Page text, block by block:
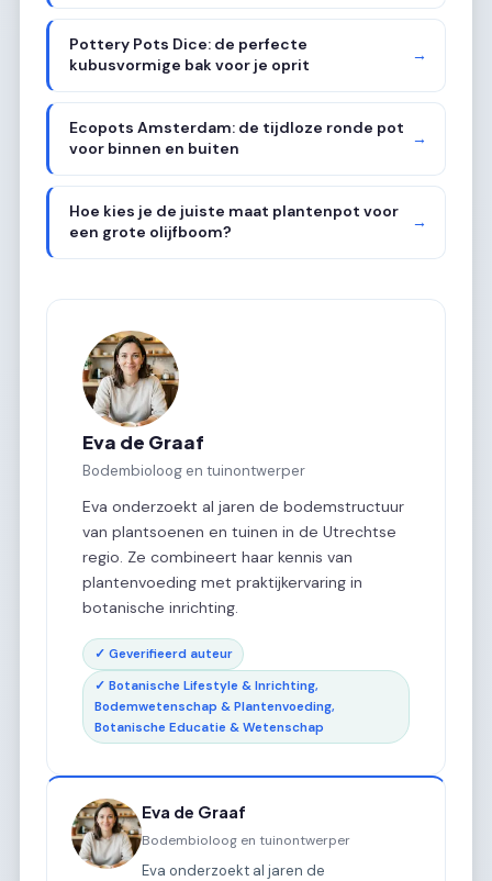
Pottery Pots Dice: de perfecte
kubusvormige bak voor je oprit
→
Ecopots Amsterdam: de tijdloze ronde pot
voor binnen en buiten
→
Hoe kies je de juiste maat plantenpot voor
een grote olijfboom?
→
Eva de Graaf
Bodembioloog en tuinontwerper
Eva onderzoekt al jaren de bodemstructuur
van plantsoenen en tuinen in de Utrechtse
regio. Ze combineert haar kennis van
plantenvoeding met praktijkervaring in
botanische inrichting.
✓ Geverifieerd auteur
✓ Botanische Lifestyle & Inrichting,
Bodemwetenschap & Plantenvoeding,
Botanische Educatie & Wetenschap
Eva de Graaf
Bodembioloog en tuinontwerper
Eva onderzoekt al jaren de